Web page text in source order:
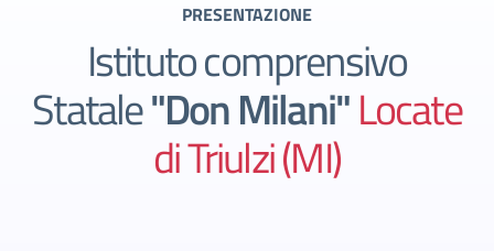
PRESENTAZIONE
Istituto comprensivo
Statale"Don Milani"Locate
di Triulzi (MI)